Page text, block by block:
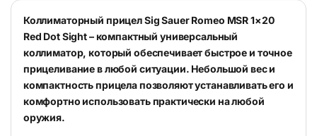
Коллиматорный прицел Sig Sauer Romeo MSR 1×20
Red Dot Sight – компактный универсальный
коллиматор, который обеспечивает быстрое и точное
прицеливание в любой ситуации. Небольшой вес и
компактность прицела позволяют устанавливать его и
комфортно использовать практически на любой
оружия.